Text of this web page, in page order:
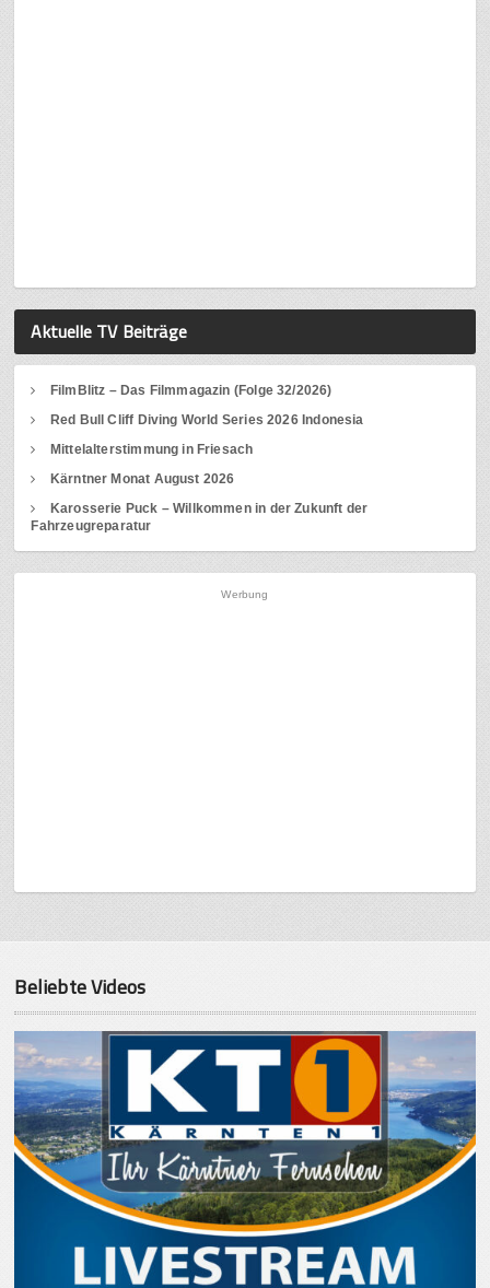
Aktuelle TV Beiträge
FilmBlitz – Das Filmmagazin (Folge 32/2026)
Red Bull Cliff Diving World Series 2026 Indonesia
Mittelalterstimmung in Friesach
Kärntner Monat August 2026
Karosserie Puck – Willkommen in der Zukunft der
Fahrzeugreparatur
Werbung
Beliebte Videos